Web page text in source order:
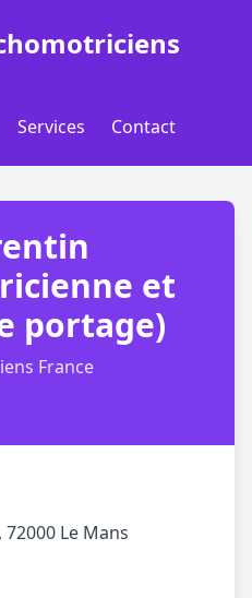
Services Contact
et
portage)
France
Le Mans